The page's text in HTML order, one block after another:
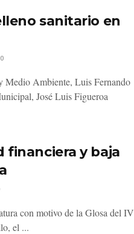
sanitario en
0
Medio Ambiente, Luis Fernando
José Luis Figueroa
financiera y baja
con motivo de la Glosa del IV
el ...